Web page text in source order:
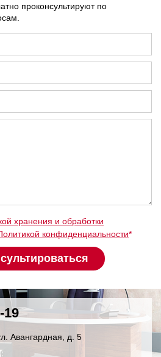
проконсультируют по
хранения и обработки
конфиденциальности*
19
Авангардная, д. 5